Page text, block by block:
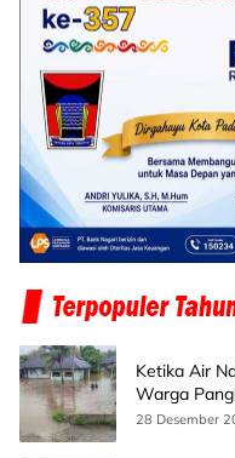
Ketika Air
Warga
Banjir
28 Desember